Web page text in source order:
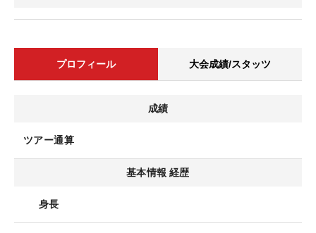
プロフィール 大会成績/スタッツ
成績
ツアー通算
基本情報 経歴
身長